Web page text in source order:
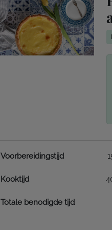
Voorbereidingstijd
Kooktijd
Totale benodigde tijd